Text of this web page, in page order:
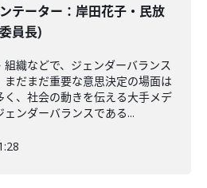
テーター：岸田花子・民放
員長)
織などで、ジェンダーバランス
だまだ重要な意思決定の場面は
、社会の動きを伝える大手メデ
ンダーバランスである...